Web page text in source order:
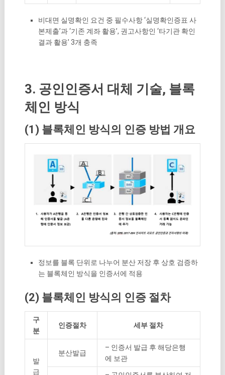
비대면 실명확인 요건 중 필수사항 ‘실명확인증표 사
본제출’과 ‘기존 계좌 활용’, 권고사항인 ‘타기관 확인
결과 활용’ 3개 충족
3. 공인인증서 대체 기술, 블록
체인 방식
(1) 블록체인 방식의 인증 방법 개요
정보를 블록 단위로 나누어 분산 저장 후 상호 검증하
는 블록체인 방식을 인증서에 적용
(2) 블록체인 방식의 인증 절차
구
분
인증절차 세부 절차
발
급
분산발급
– 인증서 발급 후 해당은행
에 보관